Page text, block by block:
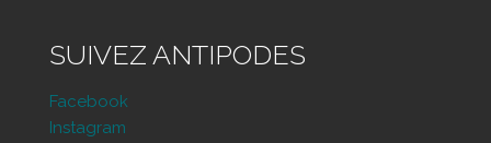
SUIVEZ ANTIPODES
Facebook
Instagram